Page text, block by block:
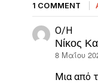
1 COMMENT
Ο/Η
Νίκος
8 Μαΐου
Μια από